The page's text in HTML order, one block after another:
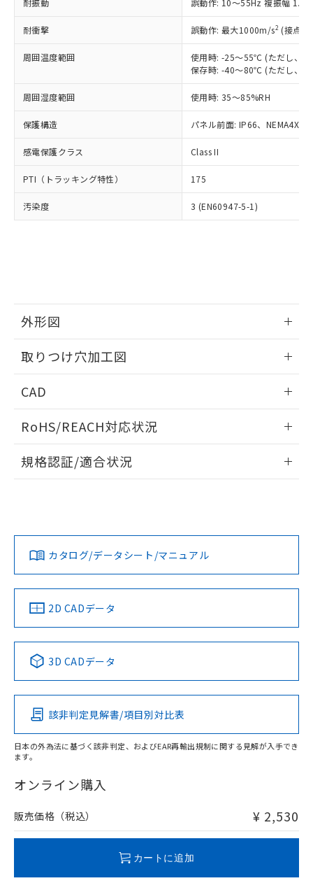
耐振動 誤動作: 10～55Hz 複振幅
耐衝撃 誤動作: 最大1000m/s2 (接点
周囲温度範囲
使用時: -25～55℃ (ただし、氷
保存時: -40～80℃ (ただし、氷
周囲湿度範囲 使用時: 35～85%RH
保護構造 パネル前面: IP66、NEMA4X,
感電保護クラス Class II
PTI（トラッキング特性） 175
汚染度 3 (EN60947-5-1)
外形図
取りつけ穴加工図
CAD
ドすることができます。
ログイン/会員登録
ダウンロードデータをご利用いただく前に、以下を必ずお読
みください。
ソフトウェアの使用条件
RoHS/REACH対応状況
EU RoHS 注意事項・凡例
対応済み
中国 RoHS 注意事項・凡例
Pb Hg Cd Cr(VI)
O
在庫等で未対応品が混在する可能性があります。
問い合わせください。
規格認証/適合状況
LR型式承認
（イギリス
船舶規格）
DNV型式承認
（ノルウェー
BV型式承認
（フランス
KR型式
（韓国
No No No No
この製品の規格認証/適合状況ページへ
その他の認証はこちらのページからご検索ください
カタログ/データシート/マニュアル
2D CADデータ
3D CADデータ
該非判定見解書/項目別対比表
日本の外為法に基づく該非判定、およびEAR再輸出規制に関する見解が入手でき
ます。
オンライン購入
販売価格（税込） ¥ 2,530
カートに追加
正式な納期状況および標準価格はお客
様のお取引先、またはお客様担当のオ
ムロン制御機器販売店・当社販売員に
オムロン制御機器販売店や当社販売拠
販売ネットワーク
」をご確認
在庫状況および標準価格結果を当社の
事前の承諾なく第三者に漏洩または開
示しないようお願いします。
マイパーツ機能（部品リスト作成サー
ビス）をご利用いただくには、I-Web
メンバーズにご登録されている必要が
お客様が当ウェブサイト上で当社にご
指します。
但し、RoHS指令で産業用監視および制御機器に対する
適用除外項目は除く。
フタル酸エステル類の４物質については閾値を超える意
図的な使用がないことを確認しています。
部品在庫の切り替え状況などにより、予定
月が前後することがあります。
※3 非含有証明書ダウンロード
51物質の非含有証明書（当社基準）
※本証明書は発行日時点で非含有を証明す
るもので、過去に遡って非含有を証明する
ものではありません。
また、RoHS指令のフタル酸エステル類４
欄に対応日を記載しておりました。
既に当社にて対応品への在庫切替を完了
していることから、特段のことがない限
り、2022年1月12日より割愛しておりま
す。
DBP(フタル酸ジブチル) : 1000ppm、 DIBP(フタル酸ジ
イソブチル) : 1000ppm、 BBP(フタル酸ブチルベンジ
DEHP(フタル酸ビス(2-エチルヘキシル)) : 1000ppm
準値以下であることを示します。
「10」：通常の使用状況下において有害物
質が外部に漏えいし、環境に深刻な影響を
及ぼさない年数を意味します。
「－」：未確認です。当社販売部門へお問
全に破砕するなど、違法に輸出されな
いよう必要な手段を講じます。
当社は貴社製品を、核兵器、ミサイ
ル、化学兵器、生物兵器またはその他
武器並びにこれらの製造装置等に一切
当社は、貴社製品を第三者に販売する
場合は、上記1、2および3の内容を当
該第三者に通知します。また当社は、
販売先および販売に係わる関係者が違
法に輸出するおそれがある場合は、取
り引きをいたしません。
一定数には満たないが在庫あり
－
在庫なし(最新の在庫状況につ
いては、お客様のお取引先、ま
たはお客様担当のオムロン制御
機器販売店・当社販売員にご確
空
受注生産機種、また在庫状況の
情報を公開していない機種